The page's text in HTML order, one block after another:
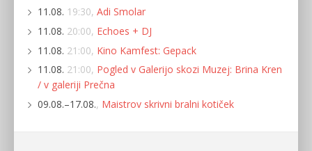
11.08. 19:30, Adi Smolar
11.08. 20:00, Echoes + DJ
11.08. 21:00, Kino Kamfest: Gepack
11.08. 21:00, Pogled v Galerijo skozi Muzej: Brina Kren
/ v galeriji Prečna
09.08.–17.08., Maistrov skrivni bralni kotiček